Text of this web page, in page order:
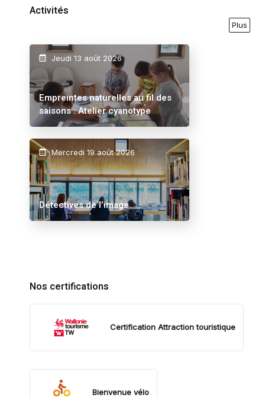
Activités
Plus
Jeudi 13 août 2026
Empreintes naturelles au fil des
saisons : Atelier cyanotype
Mercredi 19 août 2026
Détectives de l’image
Nos certifications
Certification Attraction touristique
Bienvenue vélo